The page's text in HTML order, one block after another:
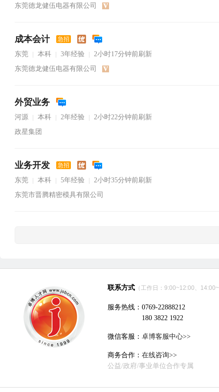
东莞德龙健伍电器有限公司
成本会计 急招
东莞 本科 3年经验
2小时17分钟前刷新
东莞德龙健伍电器有限公司
外贸业务
河源 本科 2年经验
2小时22分钟前刷新
政星集团
业务开发 急招
东莞 本科 5年经验
2小时35分钟前刷新
东莞市晋腾精密模具有限公司
联系方式 （工作日：9:00~12:00、
服务热线：0769-22888212
180 3822 1922
微信客服： 卓博客服中心>>
商务合作： 在线咨询>>
公益/政府/事业单位合作专属